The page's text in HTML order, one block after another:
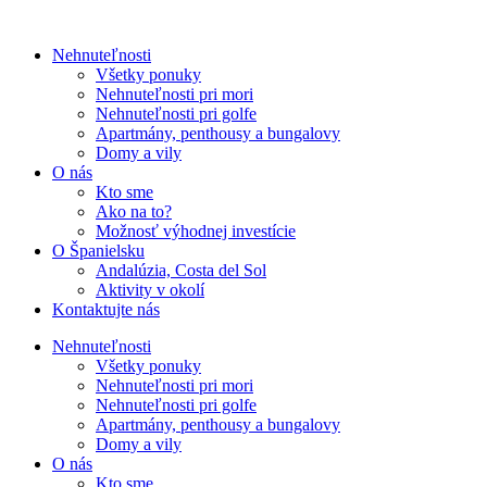
Nehnuteľnosti
Všetky ponuky
Nehnuteľnosti pri mori
Nehnuteľnosti pri golfe
Apartmány, penthousy a bungalovy
Domy a vily
O nás
Kto sme
Ako na to?
Možnosť výhodnej investície
O Španielsku
Andalúzia, Costa del Sol
Aktivity v okolí
Kontaktujte nás
Nehnuteľnosti
Všetky ponuky
Nehnuteľnosti pri mori
Nehnuteľnosti pri golfe
Apartmány, penthousy a bungalovy
Domy a vily
O nás
Kto sme